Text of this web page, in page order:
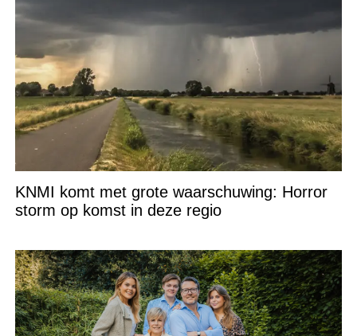
KNMI komt met grote waarschuwing: Horror
storm op komst in deze regio